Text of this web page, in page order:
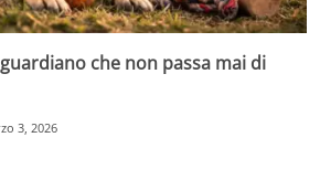
che non passa mai di
3, 2026